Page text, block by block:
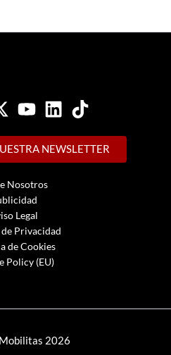
NEWSLETTER
Nosotros
Legal
Privacidad
de Cookies
Policy (EU)
2026